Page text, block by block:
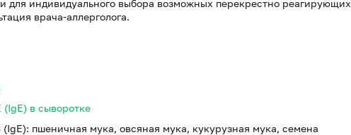
для индивидуального выбора возможных перекрестно реагирующих
врача-аллерголога.
в сыворотке
пшеничная мука, овсяная мука, кукурузная мука, семена